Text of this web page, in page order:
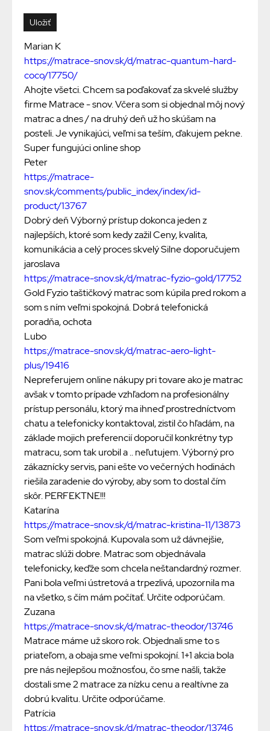
Marian K
https://matrace-snov.sk/d/matrac-quantum-hard-
coco/17750/
Ahojte všetci. Chcem sa poďakovať za skvelé služby
firme Matrace - snov. Včera som si objednal môj nový
matrac a dnes / na druhý deň už ho skúšam na
posteli. Je vynikajúci, veľmi sa teším, ďakujem pekne.
Super fungujúci online shop
Peter
https://matrace-
snov.sk/comments/public_index/index/id-
product/13767
Dobrý deň Výborný prístup dokonca jeden z
najlepších, ktoré som kedy zažil Ceny, kvalita,
komunikácia a celý proces skvelý Silne doporučujem
jaroslava
https://matrace-snov.sk/d/matrac-fyzio-gold/17752
Gold Fyzio taštičkový matrac som kúpila pred rokom a
som s ním veľmi spokojná. Dobrá telefonická
poradňa, ochota
Lubo
https://matrace-snov.sk/d/matrac-aero-light-
plus/19416
Nepreferujem online nákupy pri tovare ako je matrac
avšak v tomto prípade vzhľadom na profesionálny
prístup personálu, ktorý ma ihneď prostredníctvom
chatu a telefonicky kontaktoval, zistil čo hľadám, na
základe mojich preferencií doporučil konkrétny typ
matracu, som tak urobil a .. neľutujem. Výborný pro
zákaznícky servis, pani ešte vo večerných hodinách
riešila zaradenie do výroby, aby som to dostal čím
skôr. PERFEKTNE!!!
Katarína
https://matrace-snov.sk/d/matrac-kristina-11/13873
Som veľmi spokojná. Kupovala som už dávnejšie,
matrac slúži dobre. Matrac som objednávala
telefonicky, keďže som chcela neštandardný rozmer.
Pani bola veľmi ústretová a trpezlivá, upozornila ma
na všetko, s čím mám počítať. Určite odporúčam.
Zuzana
https://matrace-snov.sk/d/matrac-theodor/13746
Matrace máme už skoro rok. Objednali sme to s
priateľom, a obaja sme veľmi spokojní. 1+1 akcia bola
pre nás nejlepšou možnosťou, čo sme našli, takže
dostali sme 2 matrace za nízku cenu a realtívne za
dobrú kvalitu. Určite odporúčame.
Patrícia
https://matrace-snov.sk/d/matrac-theodor/13746